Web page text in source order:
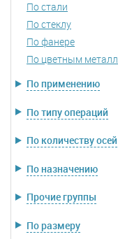
По стали
По стеклу
По фанере
По цветным
По применению
По типу операций
По количеству осей
По назначению
Прочие группы
По размеру